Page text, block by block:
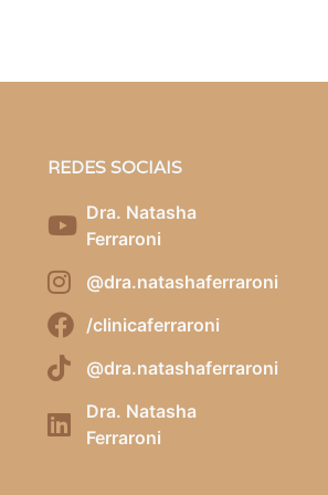
REDES SOCIAIS
Dra. Natasha
Ferraroni
@dra.natashaferraroni
/clinicaferraroni
@dra.natashaferraroni
Dra. Natasha
Ferraroni